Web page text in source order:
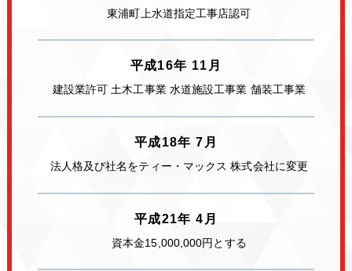
東浦町上水道指定工事店認可
平成16年 11月
建設業許可 土木工事業 水道施設工事業 舗装工事業
平成18年 7月
法人格及び社名をティー・マックス 株式会社に変更
平成21年 4月
資本金15,000,000円とする